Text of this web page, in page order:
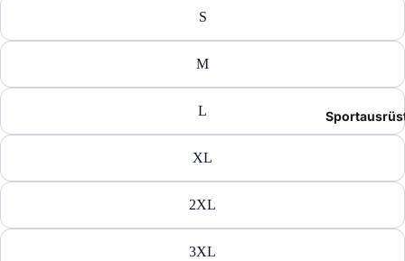
Caps
S
M
L
XL
2XL
3XL